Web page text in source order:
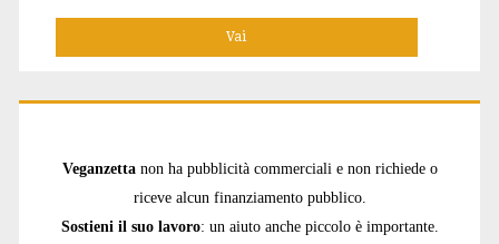
Veganzetta non ha pubblicità commerciali e non richiede o
riceve alcun finanziamento pubblico.
Sostieni il suo lavoro: un aiuto anche piccolo è importante.